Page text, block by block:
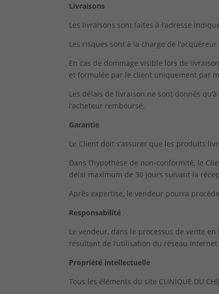
Livraisons
Les livraisons sont faites à l’adresse
Les risques sont à la charge de
En cas de dommage visible lors de
et formulée par le client uniquement par
Les délais de livraison ne sont donnés
l’acheteur remboursé.
Garantie
Le Client doit s’assurer que les produits
Dans l’hypothèse de non-conformité, le
délai maximum de 30 jours suivant la
Après expertise, le vendeur pourra
Responsabilité
Le vendeur, dans le processus de vente
résultant de l’utilisation du réseau
Propriété intellectuelle
Tous les éléments du site CLINIQUE DU